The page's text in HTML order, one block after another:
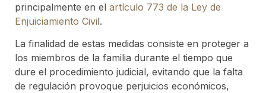
principalmente en el artículo 773 de la Ley de
Enjuiciamiento Civil.
La finalidad de estas medidas consiste en proteger a
los miembros de la familia durante el tiempo que
dure el procedimiento judicial, evitando que la falta
de regulación provoque perjuicios económicos,